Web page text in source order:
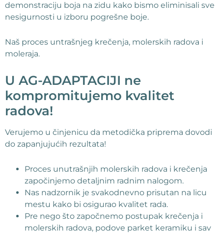
demonstraciju boja na zidu kako bismo eliminisali sve
nesigurnosti u izboru pogrešne boje.
Naš proces untrašnjeg krečenja, molerskih radova i
moleraja.
U AG-ADAPTACIJI ne
kompromitujemo kvalitet
radova!
Verujemo u činjenicu da metodička priprema dovodi
do zapanjujućih rezultata!
Proces unutrašnjih molerskih radova i krečenja
započinjemo detaljnim radnim nalogom.
Nas nadzornik je svakodnevno prisutan na licu
mestu kako bi osigurao kvalitet rada.
Pre nego što započnemo postupak krečenja i
molerskih radova, podove parket keramiku i sav